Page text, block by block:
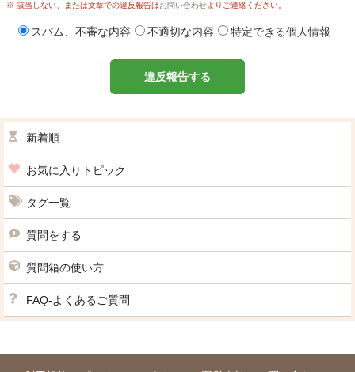
※ 該当しない、または文章での違反報告はお問い合わせよりご連絡ください。
スパム、不審な内容 不適切な内容 特定できる個人情報
違反報告する
新着順
お気に入りトピック
タグ一覧
質問をする
質問箱の使い方
FAQ-よくあるご質問